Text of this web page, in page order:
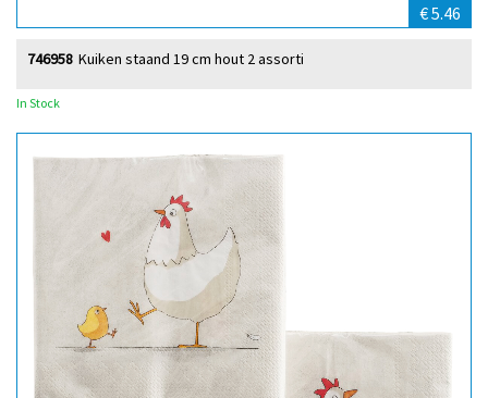
€ 5.46
Kuiken staand 19 cm hout 2 assorti
746958
In Stock